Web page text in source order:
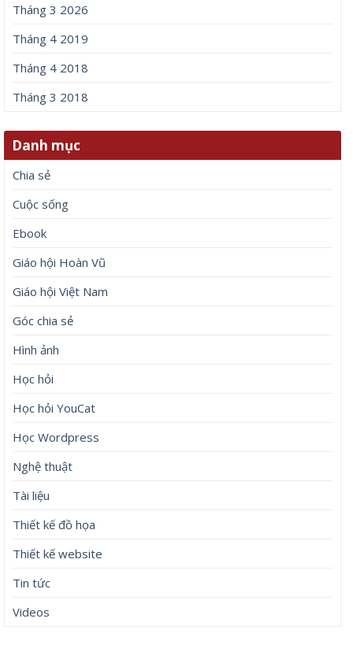
Tháng 3 2026
Tháng 4 2019
Tháng 4 2018
Tháng 3 2018
Danh mục
Chia sẻ
Cuộc sống
Ebook
Giáo hội Hoàn Vũ
Giáo hội Việt Nam
Góc chia sẻ
Hình ảnh
Học hỏi
Học hỏi YouCat
Học Wordpress
Nghệ thuật
Tài liệu
Thiết kế đồ họa
Thiết kế website
Tin tức
Videos